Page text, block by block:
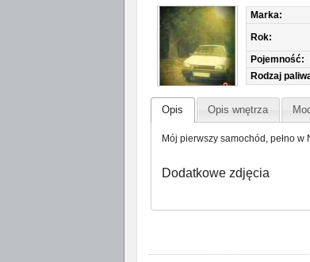
Marka:
Rok:
Pojemność:
Rodzaj
Opis Opis wnętrza
Mój pierwszy samochód, pełno
Dodatkowe zdjęcia